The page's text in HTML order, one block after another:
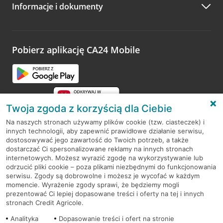
Zachęcamy do podzielenia się z nami opinią o wizycie.
opinie.
Informacje i dokumenty
Pobierz aplikację CA24 Mobile
RODO
Regulamin serwisu
Mapa serwisu
PolitykaCookies
Twoja zgoda z korzyścią dla Ciebie
Na naszych stronach używamy plików cookie (tzw. ciasteczek) i
innych technologii, aby zapewnić prawidłowe działanie serwisu,
dostosowywać jego zawartość do Twoich potrzeb, a także
dostarczać Ci spersonalizowane reklamy na innych stronach
internetowych. Możesz wyrazić zgodę na wykorzystywanie lub
odrzucić pliki cookie – poza plikami niezbędnymi do funkcjonowania
serwisu. Zgody są dobrowolne i możesz je wycofać w każdym
momencie. Wyrażenie zgody sprawi, że będziemy mogli
prezentować Ci lepiej dopasowane treści i oferty na tej i innych
stronach Credit Agricole.
Analityka
Dopasowanie treści i ofert na stronie